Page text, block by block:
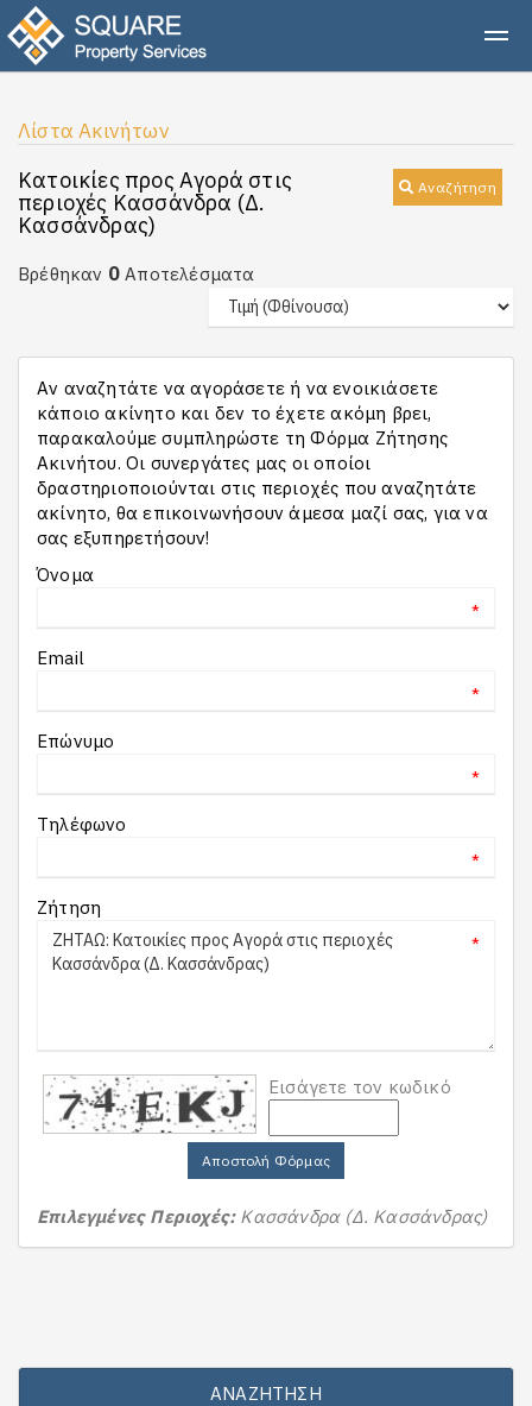
Λίστα Ακινήτων
Αναζήτηση
Κατοικίες προς Αγορά στις
περιοχές Κασσάνδρα (Δ.
Κασσάνδρας)
Βρέθηκαν 0 Αποτελέσματα
Αν αναζητάτε να αγοράσετε ή να ενοικιάσετε
κάποιο ακίνητο και δεν το έχετε ακόμη βρει,
παρακαλούμε συμπληρώστε τη Φόρμα Ζήτησης
Ακινήτου. Οι συνεργάτες μας οι οποίοι
δραστηριοποιούνται στις περιοχές που αναζητάτε
ακίνητο, θα επικοινωνήσουν άμεσα μαζί σας, για να
σας εξυπηρετήσουν!
Όνομα
*
Email
*
Επώνυμο
*
Τηλέφωνο
*
Ζήτηση
*
Εισάγετε τον κωδικό
Αποστολή Φόρμας
Επιλεγμένες Περιοχές: Κασσάνδρα (Δ. Κασσάνδρας)
ΑΝΑΖΉΤΗΣΗ